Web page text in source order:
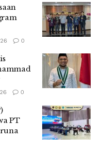
0
0
PT